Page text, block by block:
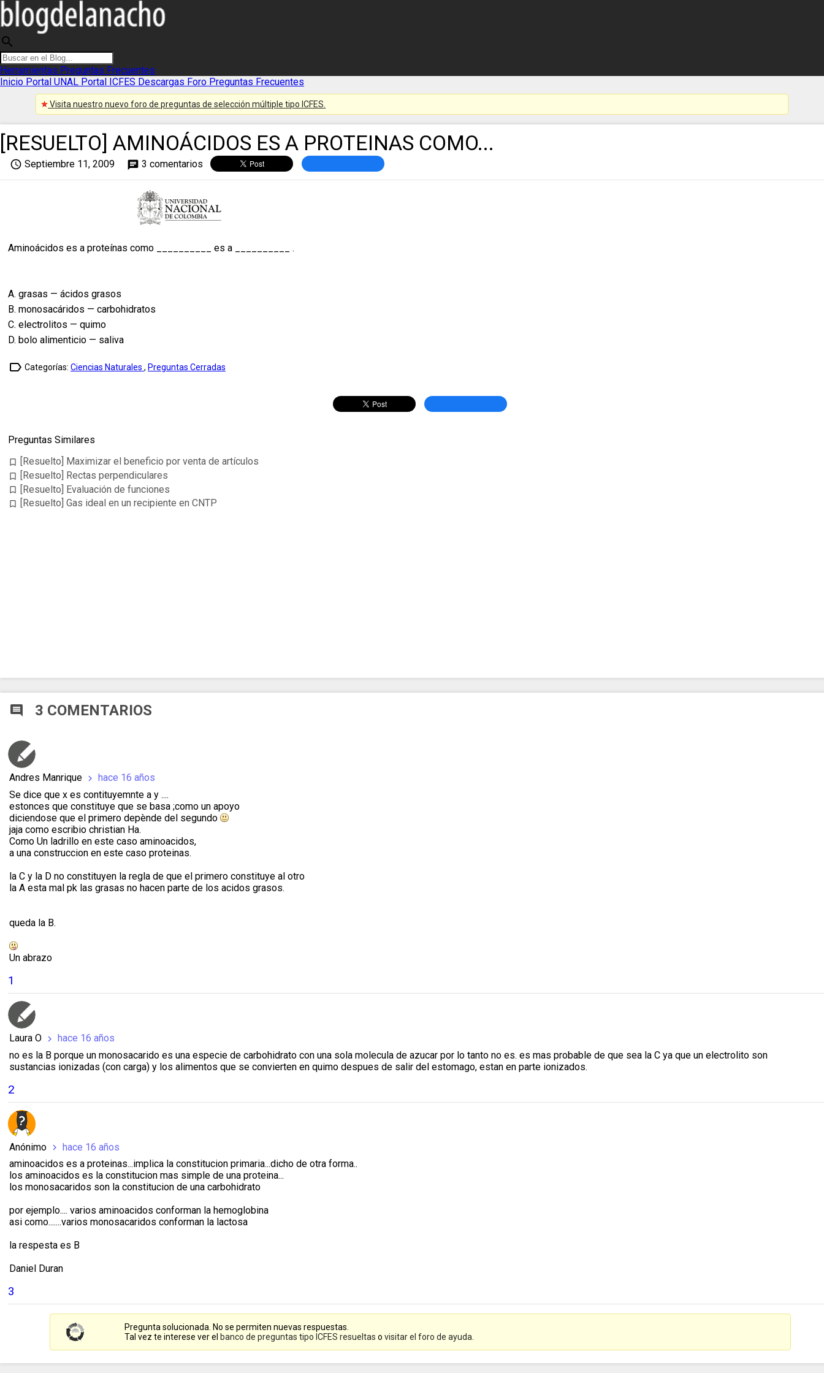
search
Herramientas Preguntas Frecuentes
Inicio Portal UNAL Portal ICFES Descargas Foro Preguntas Frecuentes
Visita nuestro nuevo foro de preguntas de selección múltiple tipo ICFES.
[RESUELTO] AMINOÁCIDOS ES A PROTEINAS COMO...
access_time Septiembre 11, 2009 chat 3 comentarios
Aminoácidos es a proteínas como __________ es a __________ .
A. grasas — ácidos grasos
B. monosacáridos — carbohidratos
C. electrolitos — quimo
D. bolo alimenticio — saliva
label_outline Categorías: Ciencias Naturales , Preguntas Cerradas
Preguntas Similares
bookmark_border [Resuelto] Maximizar el beneficio por venta de artículos
bookmark_border [Resuelto] Rectas perpendiculares
bookmark_border [Resuelto] Evaluación de funciones
bookmark_border [Resuelto] Gas ideal en un recipiente en CNTP
comment 3 COMENTARIOS
Andres Manrique chevron_right hace 16 años
Se dice que x es contituyemnte a y ....
estonces que constituye que se basa ;como un apoyo
diciendose que el primero depènde del segundo
jaja como escribio christian Ha.
Como Un ladrillo en este caso aminoacidos,
a una construccion en este caso proteinas.
la C y la D no constituyen la regla de que el primero constituye al otro
la A esta mal pk las grasas no hacen parte de los acidos grasos.
queda la B.
Un abrazo
1
Laura O chevron_right hace 16 años
no es la B porque un monosacarido es una especie de carbohidrato con una sola molecula de azucar por lo tanto no es. es mas probable de que sea la C ya que un electrolito son
sustancias ionizadas (con carga) y los alimentos que se convierten en quimo despues de salir del estomago, estan en parte ionizados.
2
Anónimo chevron_right hace 16 años
aminoacidos es a proteinas...implica la constitucion primaria...dicho de otra forma..
los aminoacidos es la constitucion mas simple de una proteina...
los monosacaridos son la constitucion de una carbohidrato
por ejemplo.... varios aminoacidos conforman la hemoglobina
asi como.......varios monosacaridos conforman la lactosa
la respesta es B
Daniel Duran
3
Pregunta solucionada. No se permiten nuevas respuestas.
Tal vez te interese ver el banco de preguntas tipo ICFES resueltas o visitar el foro de ayuda.